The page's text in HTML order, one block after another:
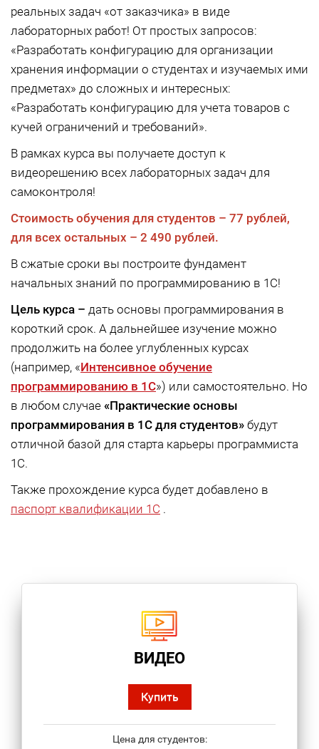
реальных задач «от заказчика» в виде
лабораторных работ! От простых запросов:
«Разработать конфигурацию для организации
хранения информации о студентах и изучаемых ими
предметах» до сложных и интересных:
«Разработать конфигурацию для учета товаров с
кучей ограничений и требований».
В рамках курса вы получаете доступ к
видеорешению всех лабораторных задач для
самоконтроля!
Стоимость обучения для студентов – 77 рублей,
для всех остальных – 2 490 рублей.
В сжатые сроки вы построите фундамент
начальных знаний по программированию в 1С!
Цель курса – дать основы программирования в
короткий срок. А дальнейшее изучение можно
продолжить на более углубленных курсах
(например, «Интенсивное обучение
программированию в 1С») или самостоятельно. Но
в любом случае «Практические основы
программирования в 1С для студентов» будут
отличной базой для старта карьеры программиста
1С.
Также прохождение курса будет добавлено в
паспорт квалификации 1С .
ВИДЕО
Купить
Цена для студентов: